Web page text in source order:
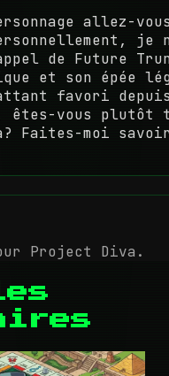
allez-
je
de Future
et son épée
favori
vous plutôt
Faites-moi
Project Diva.